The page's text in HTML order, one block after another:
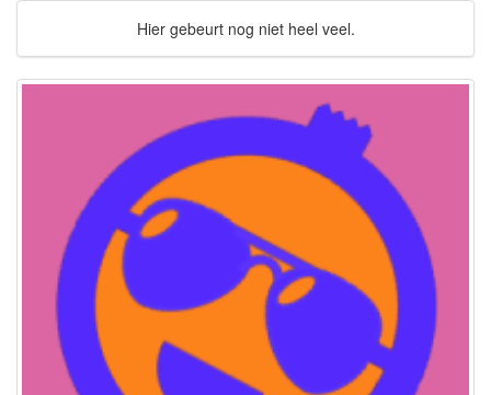
Hier gebeurt nog niet heel veel.